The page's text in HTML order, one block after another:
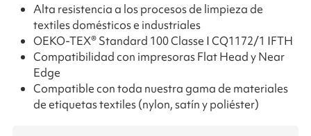
Alta resistencia a los procesos de limpieza de
textiles domésticos e industriales
OEKO-TEX® Standard 100 Classe I CQ1172/1 IFTH
Compatibilidad con impresoras Flat Head y Near
Edge
Compatible con toda nuestra gama de materiales
de etiquetas textiles (nylon, satín y poliéster)